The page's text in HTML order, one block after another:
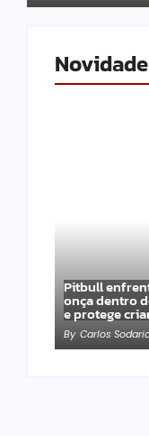
Pitbull
onça dentro
e protege
By Carlos